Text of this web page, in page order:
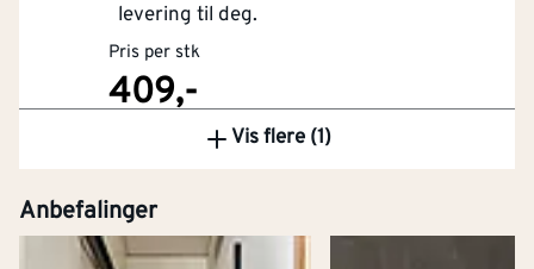
levering til deg.
Pris per stk
409,-
Vis flere (1)
Anbefalinger